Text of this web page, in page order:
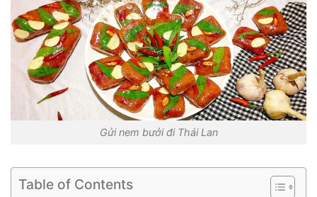
Gửi nem bưởi đi Thái Lan
Table of Contents